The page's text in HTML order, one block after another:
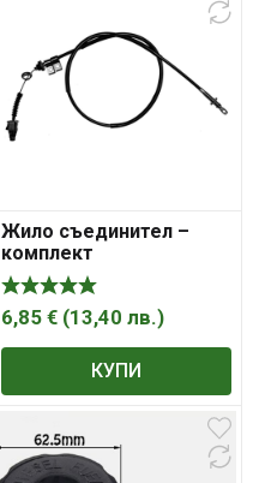
Жило съединител –
комплект
6,85 € (13,40 лв.)
КУПИ